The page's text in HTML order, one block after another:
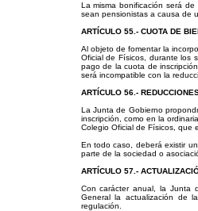
La misma bonificación será
sean pensionistas a causa de
ARTÍCULO 55.- CUOTA DE
Al objeto de fomentar la
Oficial de Físicos, durante los
pago de la cuota de
será incompatible con la
ARTÍCULO 56.-
La Junta de Gobierno
inscripción, como en la
Colegio Oficial de Físicos, que
En todo caso, deberá existir
parte de la sociedad o
ARTÍCULO 57.-
Con carácter anual, la Junta
General la actualización de
regulación.